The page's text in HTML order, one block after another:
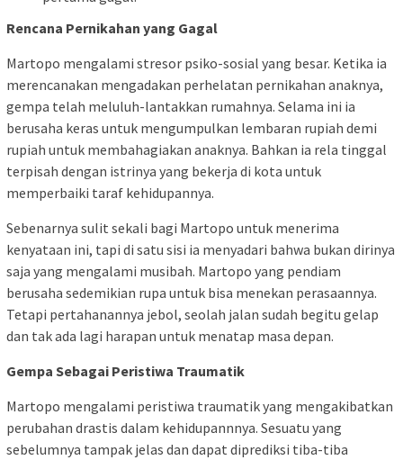
Rencana Pernikahan yang Gagal
Martopo mengalami stresor psiko-sosial yang besar. Ketika ia
merencanakan mengadakan perhelatan pernikahan anaknya,
gempa telah meluluh-lantakkan rumahnya. Selama ini ia
berusaha keras untuk mengumpulkan lembaran rupiah demi
rupiah untuk membahagiakan anaknya. Bahkan ia rela tinggal
terpisah dengan istrinya yang bekerja di kota untuk
memperbaiki taraf kehidupannya.
Sebenarnya sulit sekali bagi Martopo untuk menerima
kenyataan ini, tapi di satu sisi ia menyadari bahwa bukan dirinya
saja yang mengalami musibah. Martopo yang pendiam
berusaha sedemikian rupa untuk bisa menekan perasaannya.
Tetapi pertahanannya jebol, seolah jalan sudah begitu gelap
dan tak ada lagi harapan untuk menatap masa depan.
Gempa Sebagai Peristiwa Traumatik
Martopo mengalami peristiwa traumatik yang mengakibatkan
perubahan drastis dalam kehidupannnya. Sesuatu yang
sebelumnya tampak jelas dan dapat diprediksi tiba-tiba